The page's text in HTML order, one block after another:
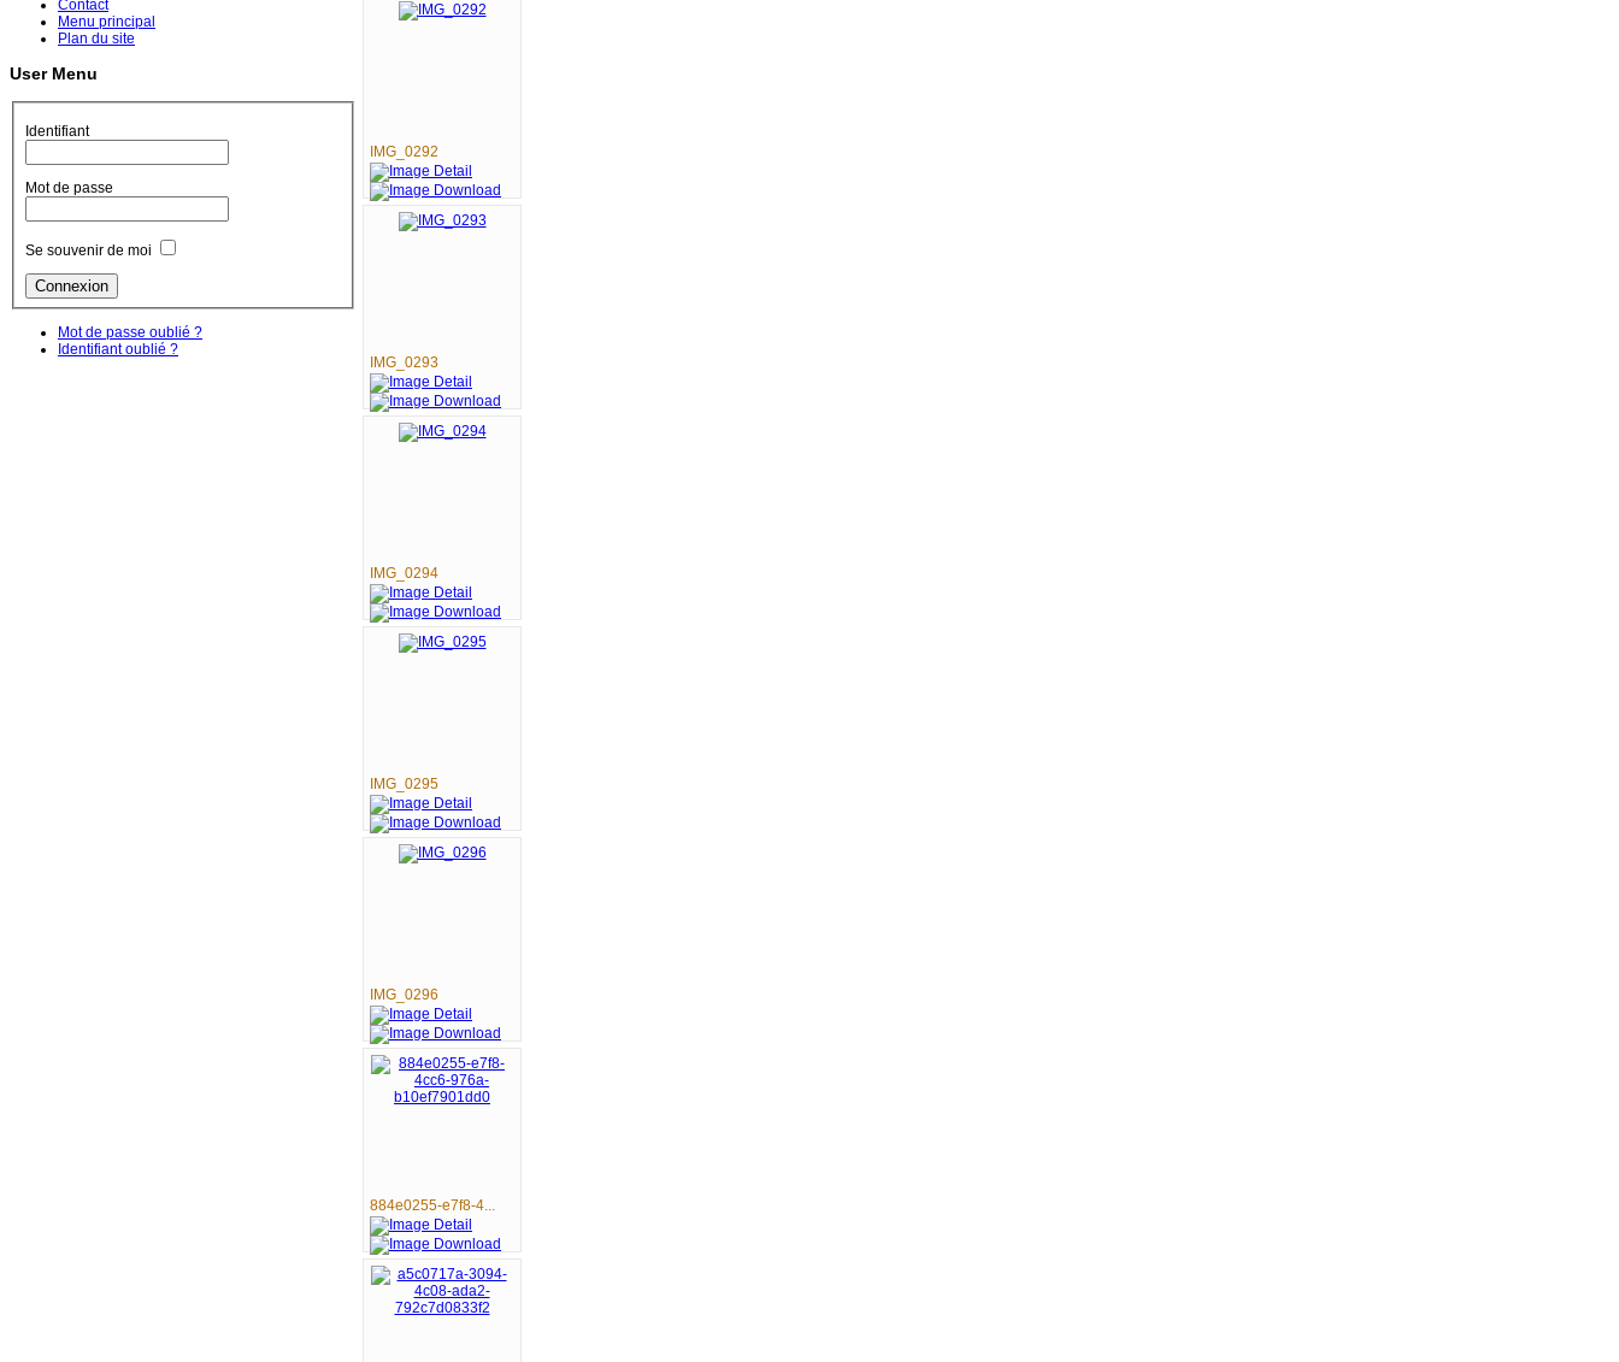
Contact
Menu principal
Plan du site
User Menu
Identifiant
Mot de passe
Se souvenir de moi
Mot de passe oublié ?
Identifiant oublié ?
IMG_0292
IMG_0293
IMG_0294
IMG_0295
IMG_0296
884e0255-e7f8-4...